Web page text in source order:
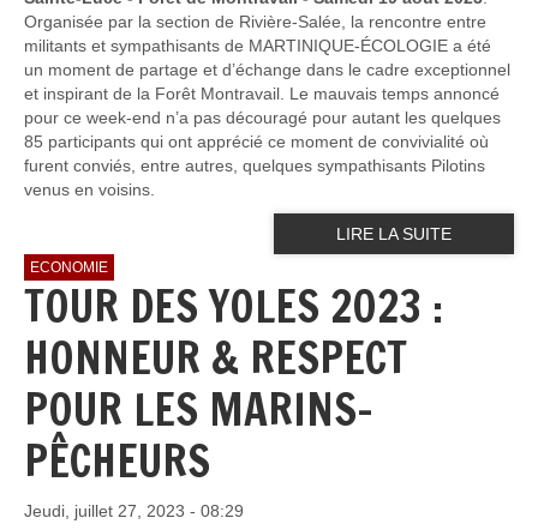
Organisée par la section de Rivière-Salée, la rencontre entre
militants et sympathisants de MARTINIQUE-ÉCOLOGIE a été
un moment de partage et d’échange dans le cadre exceptionnel
et inspirant de la Forêt Montravail. Le mauvais temps annoncé
pour ce week-end n’a pas découragé pour autant les quelques
85 participants qui ont apprécié ce moment de convivialité où
furent conviés, entre autres, quelques sympathisants Pilotins
venus en voisins.
LIRE LA SUITE
ECONOMIE
TOUR DES YOLES 2023 :
HONNEUR & RESPECT
POUR LES MARINS-
PÊCHEURS
Jeudi, juillet 27, 2023 - 08:29